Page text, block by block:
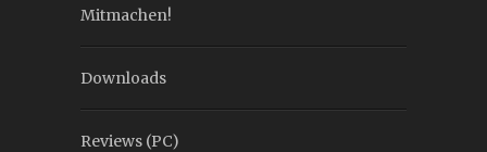
Mitmachen!
Downloads
Reviews (PC)